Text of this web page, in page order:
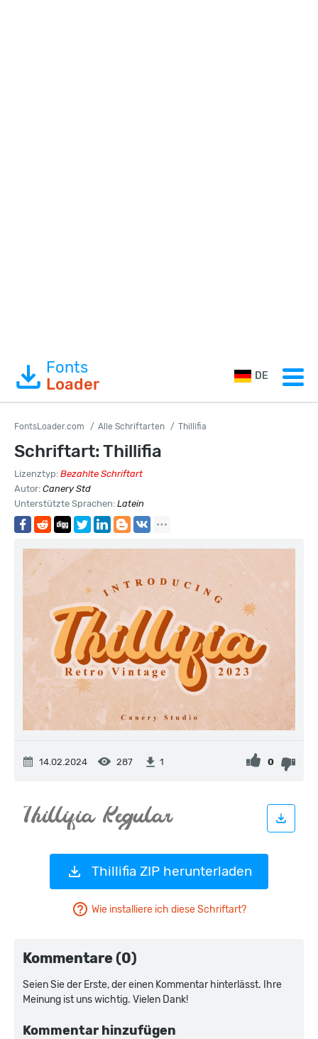
Fonts
Loader
DE
FontsLoader.com Alle Schriftarten Thillifia
Schriftart: Thillifia
Lizenztyp: Bezahlte Schriftart
Autor: Canery Std
Unterstützte Sprachen: Latein
14.02.2024 287 1 0
Thillifia ZIP herunterladen
Wie installiere ich diese Schriftart?
Kommentare (0)
Seien Sie der Erste, der einen Kommentar hinterlässt. Ihre
Meinung ist uns wichtig. Vielen Dank!
Kommentar hinzufügen